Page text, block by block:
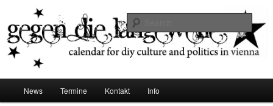
Gegen die Langeweile
diy dates vienna
Skip
News Termine Kontakt Info